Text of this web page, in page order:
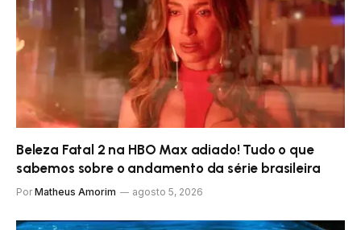
Beleza Fatal 2 na HBO Max adiado! Tudo o que
sabemos sobre o andamento da série brasileira
Por Matheus Amorim agosto 5, 2026